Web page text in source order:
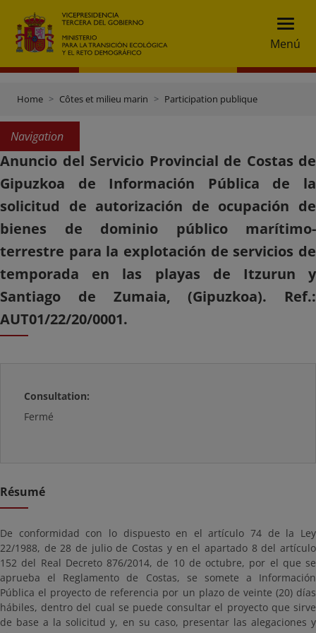
Menú
Home Côtes et milieu marin Participation publique
Navigation
Anuncio del Servicio Provincial de Costas de
Gipuzkoa de Información Pública de la
solicitud de autorización de ocupación de
bienes de dominio público marítimo-
terrestre para la explotación de servicios de
temporada en las playas de Itzurun y
Santiago de Zumaia, (Gipuzkoa). Ref.:
AUT01/22/20/0001.
Consultation:
Fermé
Résumé
De conformidad con lo dispuesto en el artículo 74 de la Ley
22/1988, de 28 de julio de Costas y en el apartado 8 del artículo
152 del Real Decreto 876/2014, de 10 de octubre, por el que se
aprueba el Reglamento de Costas, se somete a Información
Pública el proyecto de referencia por un plazo de veinte (20) días
hábiles, dentro del cual se puede consultar el proyecto que sirve
de base a la solicitud y, en su caso, presentar las alegaciones y